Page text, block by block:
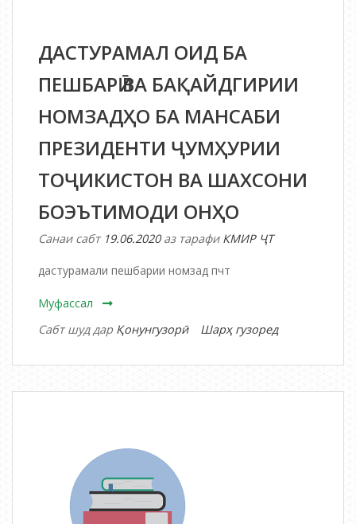
ДАСТУРАМАЛ ОИД БА
ПЕШБАРӢ ВА БАҚАЙДГИРИИ
НОМЗАДҲО БА МАНСАБИ
ПРЕЗИДЕНТИ ҶУМҲУРИИ
ТОҶИКИСТОН ВА ШАХСОНИ
БОЭЪТИМОДИ ОНҲО
Санаи сабт 19.06.2020аз тарафи КМИР ҶТ
дастурамали пешбарии номзад пчт
Муфассал
Сабт шуд дар Қонунгузорӣ Шарҳ гузореддар
ОИД
БА